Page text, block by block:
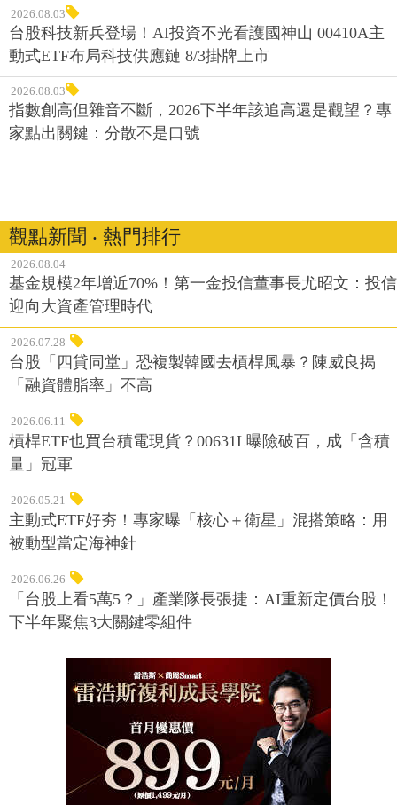
2026.08.03
台股科技新兵登場！AI投資不光看護國神山 00410A主
動式ETF布局科技供應鏈 8/3掛牌上市
2026.08.03
指數創高但雜音不斷，2026下半年該追高還是觀望？專
家點出關鍵：分散不是口號
觀點新聞 ‧ 熱門排行
2026.08.04
基金規模2年增近70%！第一金投信董事長尤昭文：投信
迎向大資產管理時代
2026.07.28
台股「四貸同堂」恐複製韓國去槓桿風暴？陳威良揭
「融資體脂率」不高
2026.06.11
槓桿ETF也買台積電現貨？00631L曝險破百，成「含積
量」冠軍
2026.05.21
主動式ETF好夯！專家曝「核心＋衛星」混搭策略：用
被動型當定海神針
2026.06.26
「台股上看5萬5？」產業隊長張捷：AI重新定價台股！
下半年聚焦3大關鍵零組件